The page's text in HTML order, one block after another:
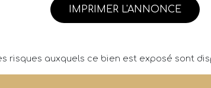
IMPRIMER L'ANNONCE
risques auxquels ce bien est exposé sont